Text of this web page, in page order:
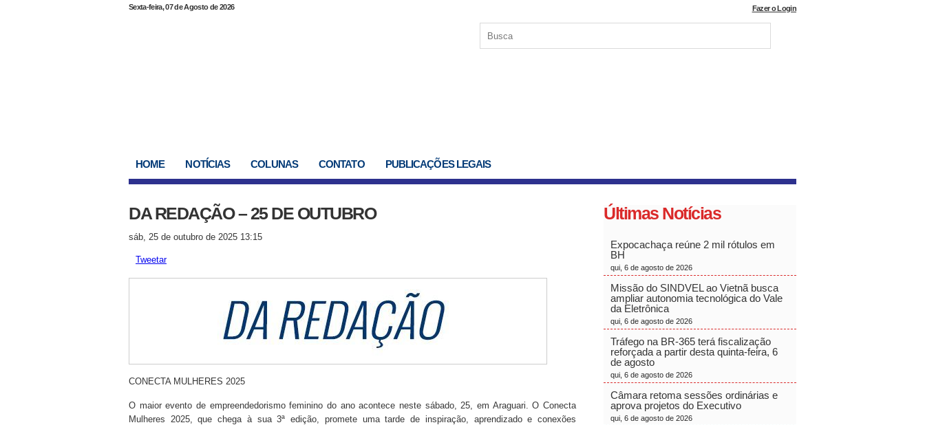
Sexta-feira, 07 de Agosto de 2026 Fazer o Login
HOME NOTÍCIAS COLUNAS CONTATO PUBLICAÇÕES LEGAIS
DA REDAÇÃO – 25 DE OUTUBRO
sáb, 25 de outubro de 2025 13:15
Tweetar
CONECTA MULHERES 2025
O maior evento de empreendedorismo feminino do ano acontece neste sábado, 25, em Araguari. O Conecta
Mulheres 2025, que chega à sua 3ª edição, promete uma tarde de inspiração, aprendizado e conexões
Últimas Notícias
Expocachaça reúne 2 mil rótulos em
BH
qui, 6 de agosto de 2026
Missão do SINDVEL ao Vietnã busca
ampliar autonomia tecnológica do Vale
da Eletrônica
qui, 6 de agosto de 2026
Tráfego na BR-365 terá fiscalização
reforçada a partir desta quinta-feira, 6
de agosto
qui, 6 de agosto de 2026
Câmara retoma sessões ordinárias e
aprova projetos do Executivo
qui, 6 de agosto de 2026